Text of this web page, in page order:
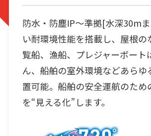
防水‧防塵IP～準拠[水深30m
い耐環境性能を搭載し、屋根の
覧船、漁船、プレジャーボート
ん、船舶の室外環境などあらゆ
置可能。船舶の安全運航のため
を“見える化”します。